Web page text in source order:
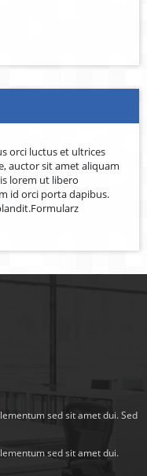
orci luctus et ultrices
auctor sit amet aliquam
lorem ut libero
id orci porta dapibus.
sed sit amet dui. Sed
sed sit amet dui.